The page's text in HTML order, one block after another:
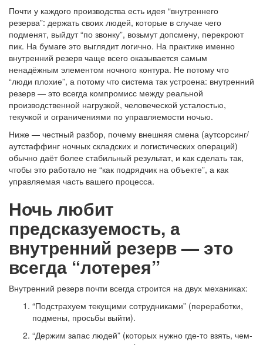
Почти у каждого производства есть идея “внутреннего
резерва”: держать своих людей, которые в случае чего
подменят, выйдут “по звонку”, возьмут допсмену, перекроют
пик. На бумаге это выглядит логично. На практике именно
внутренний резерв чаще всего оказывается самым
ненадёжным элементом ночного контура. Не потому что
“люди плохие”, а потому что система так устроена: внутренний
резерв — это всегда компромисс между реальной
производственной нагрузкой, человеческой усталостью,
текучкой и ограничениями по управляемости ночью.
Ниже — честный разбор, почему внешняя смена (аутсорсинг/
аутстаффинг ночных складских и логистических операций)
обычно даёт более стабильный результат, и как сделать так,
чтобы это работало не “как подрядчик на объекте”, а как
управляемая часть вашего процесса.
Ночь любит
предсказуемость, а
внутренний резерв — это
всегда “лотерея”
Внутренний резерв почти всегда строится на двух механиках:
“Подстрахуем текущими сотрудниками” (переработки,
подмены, просьбы выйти).
“Держим запас людей” (которых нужно где-то взять, чем-